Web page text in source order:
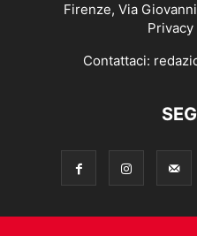
Firenze, Via
Contattaci: